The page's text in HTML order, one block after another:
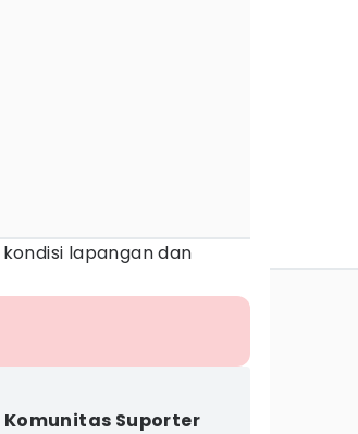
lapangan dan
Komunitas Suporter